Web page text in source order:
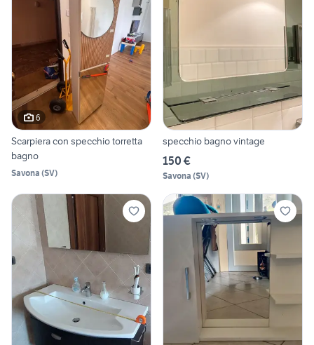
6
Scarpiera con specchio torretta
bagno
Savona (SV)
specchio bagno vintage
150 €
Savona (SV)